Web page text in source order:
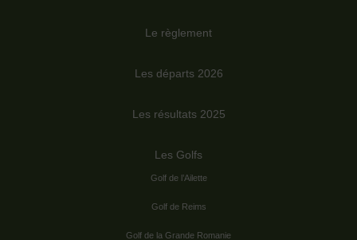
Le règlement
Les départs 2026
Les résultats 2025
Les Golfs
Golf de l’Ailette
Golf de Reims
Golf de la Grande Romanie